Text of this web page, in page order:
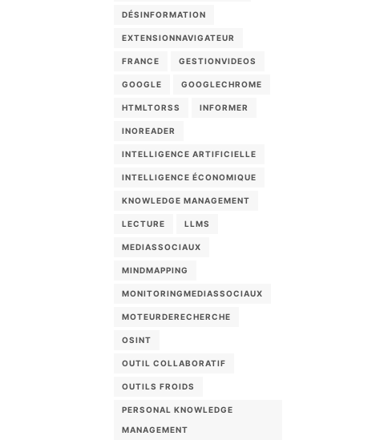
DÉSINFORMATION
EXTENSIONNAVIGATEUR
FRANCE GESTIONVIDEOS
GOOGLE GOOGLECHROME
HTMLTORSS INFORMER
INOREADER
INTELLIGENCE ARTIFICIELLE
INTELLIGENCE ÉCONOMIQUE
KNOWLEDGE MANAGEMENT
LECTURE LLMS
MEDIASSOCIAUX
MINDMAPPING
MONITORINGMEDIASSOCIAUX
MOTEURDERECHERCHE
OSINT
OUTIL COLLABORATIF
OUTILS FROIDS
PERSONAL KNOWLEDGE
MANAGEMENT